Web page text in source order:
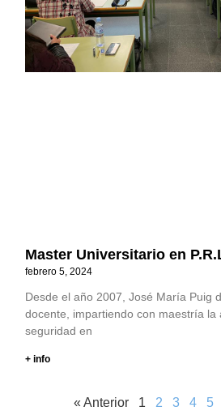
Master Universitario en
febrero 5, 2024
Desde el año 2007, José María Puig
docente, impartiendo con maestría la
seguridad en
+ info
« Anterior 1 2 3 4 5